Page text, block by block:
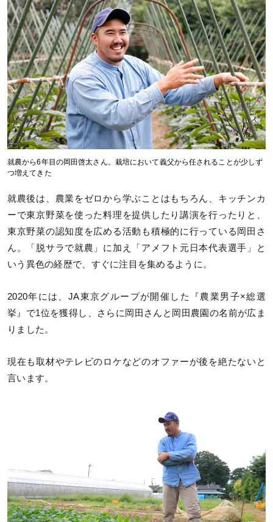
就農から6年目の岡田啓太さん。栽培において義父から任されることが少しず
つ増えてきた
就農後は、農業をゼロから学ぶことはもちろん、キッチンカ
ーで東京野菜を使った料理を提供したり講演を行ったりと、
東京野菜の認知度を広める活動も積極的に行っている岡田さ
ん。「脱サラで就農」に加え「アメフト元日本代表選手」と
いう異色の経歴で、すぐに注目を集めるように。
2020年には、JA東京グループが開催した『農業男子×総選
挙』で1位を獲得し、さらに岡田さんと岡田農園の名前が広ま
りました。
現在も取材やテレビのロケなどのオファーが後を絶たないと
言います。